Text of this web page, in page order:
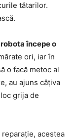
tătarilor.
începe o
ori, iar în
o facă metoc al
au ajuns câţiva
grija de
acestea